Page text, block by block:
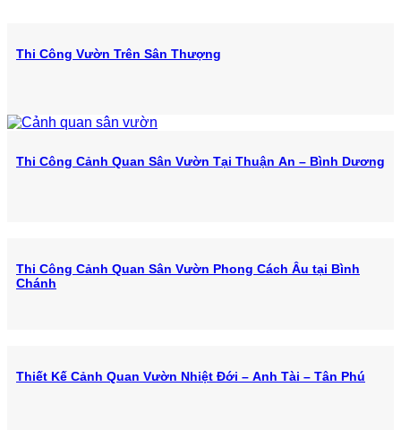
Thi Công Vườn Trên Sân Thượng
Thi Công Cảnh Quan Sân Vườn Tại Thuận An – Bình Dương
Thi Công Cảnh Quan Sân Vườn Phong Cách Âu tại Bình
Chánh
Thiết Kế Cảnh Quan Vườn Nhiệt Đới – Anh Tài – Tân Phú